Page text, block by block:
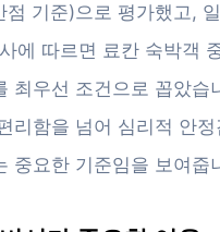
점 기준)으로 평가했고,
에 따르면 료칸 숙박객
최우선 조건으로 꼽았습
리함을 넘어 심리적 안정
중요한 기준임을 보여줍